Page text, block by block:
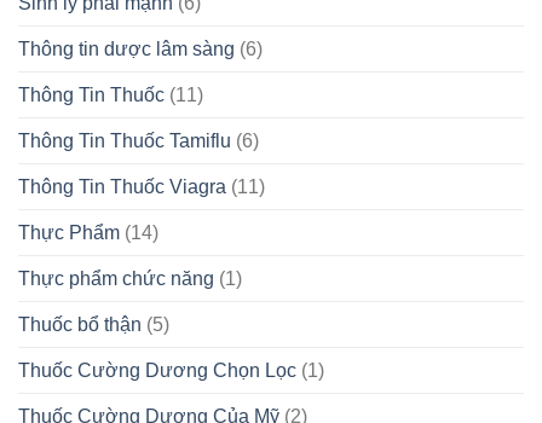
Thông tin dược lâm sàng (6)
Thông Tin Thuốc (11)
Thông Tin Thuốc Tamiflu (6)
Thông Tin Thuốc Viagra (11)
Thực Phẩm (14)
Thực phẩm chức năng (1)
Thuốc bổ thận (5)
Thuốc Cường Dương Chọn Lọc (1)
Thuốc Cường Dương Của Mỹ (2)